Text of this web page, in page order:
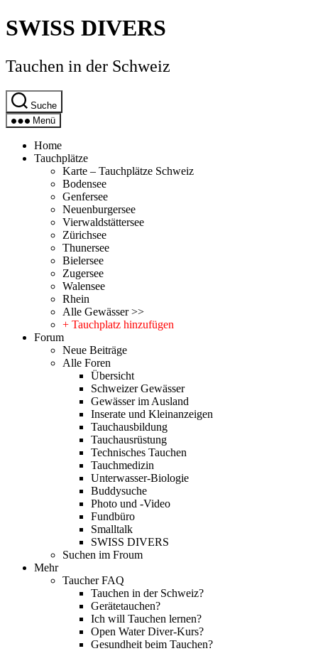
Direkt
zum
wechseln
SWISS DIVERS
Tauchen in der Schweiz
Suche
Menü
Home
Tauchplätze
Karte – Tauchplätze Schweiz
Bodensee
Genfersee
Neuenburgersee
Vierwaldstättersee
Zürichsee
Thunersee
Bielersee
Zugersee
Walensee
Rhein
Alle Gewässer >>
+ Tauchplatz hinzufügen
Forum
Neue Beiträge
Alle Foren
Übersicht
Schweizer Gewässer
Gewässer im Ausland
Inserate und Kleinanzeigen
Tauchausbildung
Tauchausrüstung
Technisches Tauchen
Tauchmedizin
Unterwasser-Biologie
Buddysuche
Photo und -Video
Fundbüro
Smalltalk
SWISS DIVERS
Suchen im Froum
Mehr
Taucher FAQ
Tauchen in der Schweiz?
Gerätetauchen?
Ich will Tauchen lernen?
Open Water Diver-Kurs?
Gesundheit beim Tauchen?